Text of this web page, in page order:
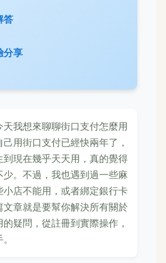
答
分享
我想來聊聊街口支付怎麼用
用街口支付已經快兩年了，
現在幾乎天天用，真的覺得
。不過，我也遇到過一些麻
店不能用，或者綁定銀行卡
文章就是要幫你解決所有關於
疑問，從註冊到實際操作，